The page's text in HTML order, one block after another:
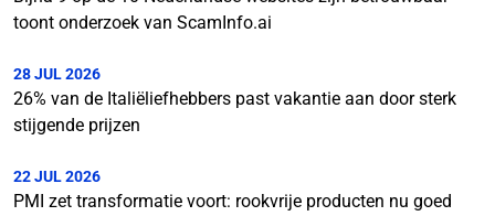
toont onderzoek van ScamInfo.ai
28 JUL 2026
26% van de Italiëliefhebbers past vakantie aan door sterk
stijgende prijzen
22 JUL 2026
PMI zet transformatie voort: rookvrije producten nu goed